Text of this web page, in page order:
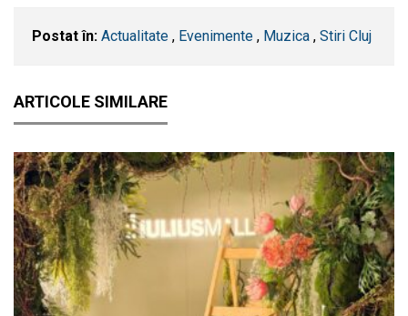
Postat în: Actualitate , Evenimente , Muzica , Stiri Cluj
ARTICOLE SIMILARE